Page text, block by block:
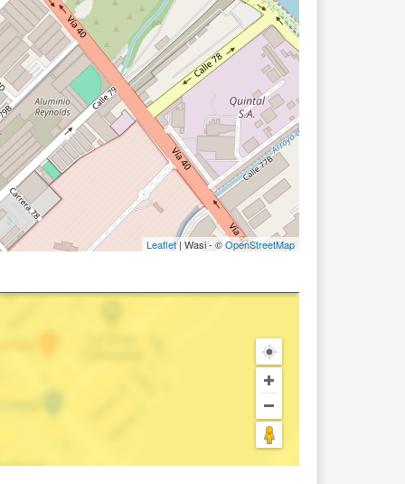
Leaflet| Wasi - ©OpenStreetMap